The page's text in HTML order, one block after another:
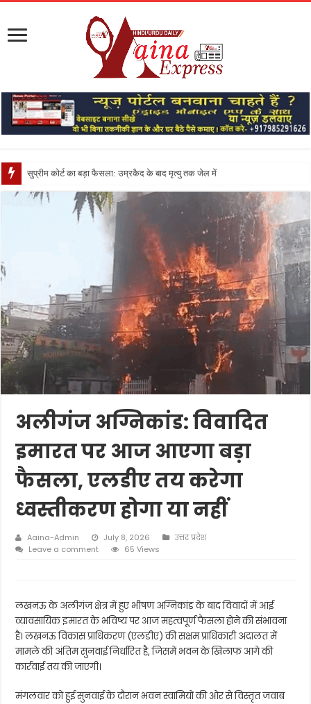
सुप्रीम कोर्ट का बड़ा फैसला: उम्रकैद के बाद मृत्यु तक जेल में रखने की सजा संविधान के
अलीगंज अग्निकांड: विवादित
इमारत पर आज आएगा बड़ा
फैसला, एलडीए तय करेगा
ध्वस्तीकरण होगा या नहीं
Aaina-Admin July 8, 2026
उत्तर प्रदेश
Leave a comment
65 Views
लखनऊ के अलीगंज क्षेत्र में हुए भीषण अग्निकांड के बाद विवादों में आई
व्यावसायिक इमारत के भविष्य पर आज महत्वपूर्ण फैसला होने की संभावना
है। लखनऊ विकास प्राधिकरण (एलडीए) की सक्षम प्राधिकारी अदालत में
मामले की अंतिम सुनवाई निर्धारित है, जिसमें भवन के खिलाफ आगे की
कार्रवाई तय की जाएगी।
मंगलवार को हुई सुनवाई के दौरान भवन स्वामियों की ओर से विस्तृत जवाब